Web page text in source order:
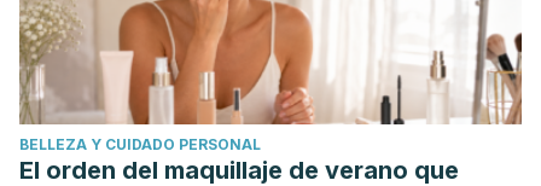
BELLEZA Y CUIDADO PERSONAL
El orden del maquillaje de verano que